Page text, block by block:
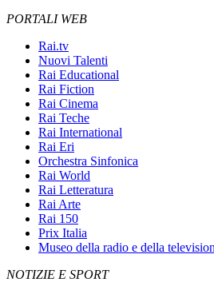
PORTALI WEB
Rai.tv
Nuovi Talenti
Rai Educational
Rai Fiction
Rai Cinema
Rai Teche
Rai International
Rai Eri
Orchestra Sinfonica
Rai World
Rai Letteratura
Rai Arte
Rai 150
Prix Italia
Museo della radio e della
NOTIZIE E SPORT